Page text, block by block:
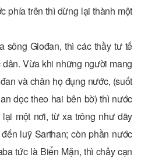
phía trên thì dừng lại thành một
sông Giođan, thì các thầy tư tế
Vừa khi những người mang
và chân họ đụng nước, (suốt
dọc theo hai bên bờ) thì nước
một nơi, từ xa trông như dãy
luỹ Sarthan; còn phần nước
tức là Biển Mặn, thì chảy cạn